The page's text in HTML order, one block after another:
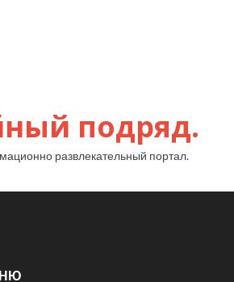
подряд.
развлекательный портал.